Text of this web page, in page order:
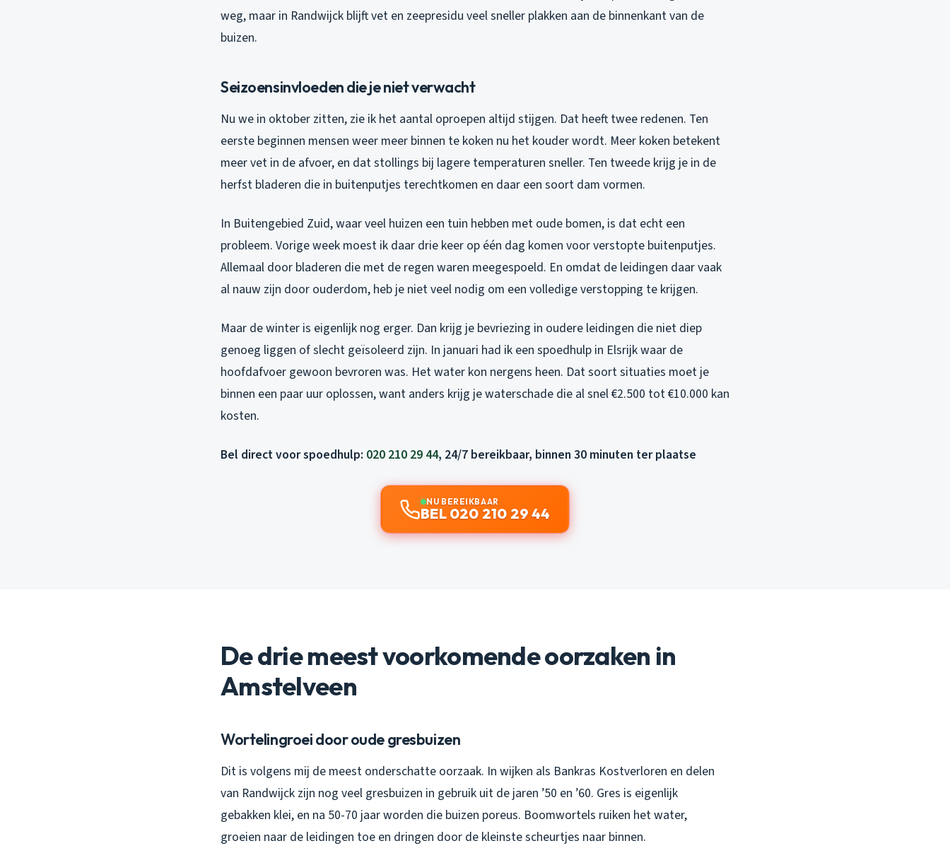
weg, maar in Randwijck blijft vet en zeepresidu veel sneller plakken aan de binnenkant van de
buizen.
Seizoensinvloeden die je niet verwacht
Nu we in oktober zitten, zie ik het aantal oproepen altijd stijgen. Dat heeft twee redenen. Ten
eerste beginnen mensen weer meer binnen te koken nu het kouder wordt. Meer koken betekent
meer vet in de afvoer, en dat stollings bij lagere temperaturen sneller. Ten tweede krijg je in de
herfst bladeren die in buitenputjes terechtkomen en daar een soort dam vormen.
In Buitengebied Zuid, waar veel huizen een tuin hebben met oude bomen, is dat echt een
probleem. Vorige week moest ik daar drie keer op één dag komen voor verstopte buitenputjes.
Allemaal door bladeren die met de regen waren meegespoeld. En omdat de leidingen daar vaak
al nauw zijn door ouderdom, heb je niet veel nodig om een volledige verstopping te krijgen.
Maar de winter is eigenlijk nog erger. Dan krijg je bevriezing in oudere leidingen die niet diep
genoeg liggen of slecht geïsoleerd zijn. In januari had ik een spoedhulp in Elsrijk waar de
hoofdafvoer gewoon bevroren was. Het water kon nergens heen. Dat soort situaties moet je
binnen een paar uur oplossen, want anders krijg je waterschade die al snel €2.500 tot €10.000 kan
kosten.
Bel direct voor spoedhulp: 020 210 29 44, 24/7 bereikbaar, binnen 30 minuten ter plaatse
NU BEREIKBAAR
BEL 020 210 29 44
De drie meest voorkomende oorzaken in
Amstelveen
Wortelingroei door oude gresbuizen
Dit is volgens mij de meest onderschatte oorzaak. In wijken als Bankras Kostverloren en delen
van Randwijck zijn nog veel gresbuizen in gebruik uit de jaren ’50 en ’60. Gres is eigenlijk
gebakken klei, en na 50-70 jaar worden die buizen poreus. Boomwortels ruiken het water,
groeien naar de leidingen toe en dringen door de kleinste scheurtjes naar binnen.